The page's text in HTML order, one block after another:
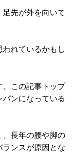
足先が外を向いて
われているかもし
。この記事トップ
ンになっている
、長年の腰や脚の
ンスが原因とな